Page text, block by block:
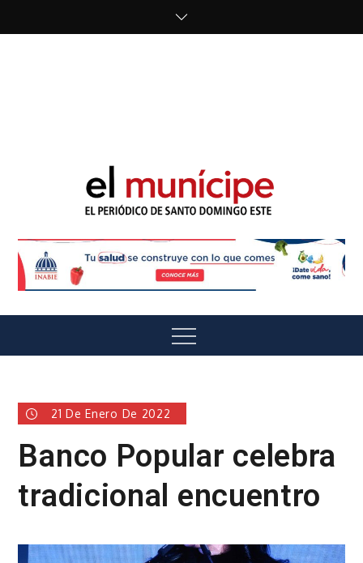
El Munícipe
Menu
21 De Enero De 2022
Banco Popular celebra
tradicional encuentro